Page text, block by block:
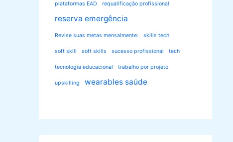
plataformas EAD requalificação profissional
reserva emergência
Revise suas metas mensalmente: skills tech
soft skill soft skills sucesso profissional tech
tecnologia educacional trabalho por projeto
upskilling wearables saúde